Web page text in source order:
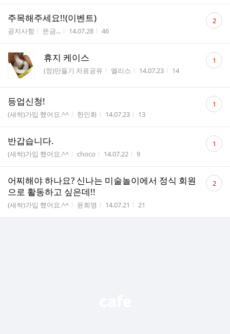
주목해주세요!!(이벤트)
게시판명
공지사항 작성자
뜬금... 작성시간
14.07.28 조회수
46
댓
글 2
휴지 케이스
게시판명
(정)만들기 자료공유 작성자
엘리스 작성시간
14.07.23 조회수
14
댓
글 1
등업신청!
게시판명
(새싹)가입 했어요.^^ 작성자
한인화 작성시간
14.07.23 조회수
13
댓
글 1
반갑습니다.
게시판명
(새싹)가입 했어요.^^ 작성자
choco 작성시간
14.07.22 조회수
9
댓
글 1
어찌해야 하나요? 신나는 미술놀이에서 정식 회원
으로 활동하고 싶은데!!
게시판명
(새싹)가입 했어요.^^ 작성자
윤희영 작성시간
14.07.21 조회수
21
댓
글 2